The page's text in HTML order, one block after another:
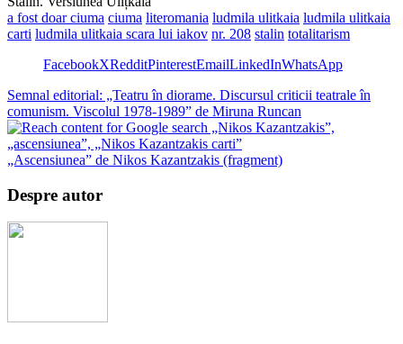
a fost doar ciuma ciuma literomania ludmila ulitkaia ludmila ulitkaia
carti ludmila ulitkaia scara lui iakov nr. 208 stalin totalitarism
FacebookXRedditPinterestEmailLinkedInWhatsApp
Semnal editorial: „Teatru în diorame. Discursul criticii teatrale în
comunism. Viscolul 1978-1989” de Miruna Runcan
„Ascensiunea” de Nikos Kazantzakis (fragment)
Despre autor